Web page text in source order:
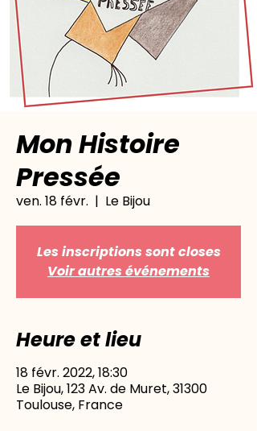
Mon Histoire
Pressée
ven. 18 févr.
  |
Le Bijou
Les inscriptions sont closes
Voir autres événements
Heure et lieu
18 févr. 2022, 18:30
Le Bijou, 123 Av. de Muret, 31300
Toulouse, France